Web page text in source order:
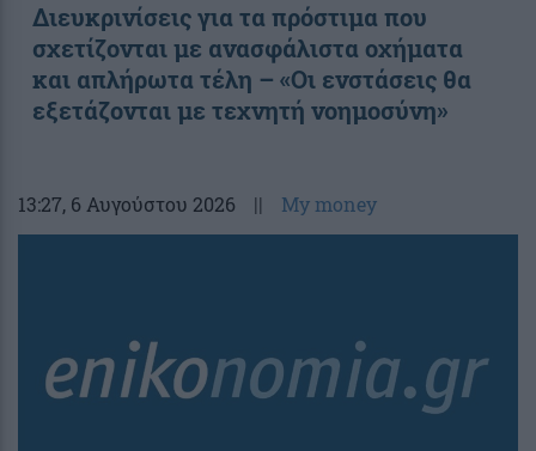
Διευκρινίσεις για τα πρόστιμα που
σχετίζονται με ανασφάλιστα οχήματα
και απλήρωτα τέλη – «Οι ενστάσεις θα
εξετάζονται με τεχνητή νοημοσύνη»
13:27, 6 Αυγούστου 2026 || My money